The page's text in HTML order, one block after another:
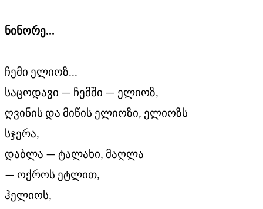
ნინორე...
ჩემი ელიოზ...
საცოდავი — ჩემში — ელიოზ,
ღვინის და მიწის ელიოზი, ელიოზს
სჯერა,
დაბლა — ტალახი, მაღლა
— ოქროს ეტლით,
ჰელიოს,